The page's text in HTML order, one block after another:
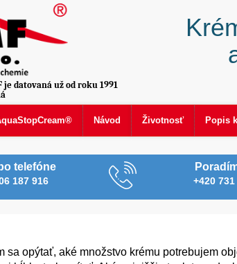
Návod Životnosť Popis
datovaná už od roku 1991
telefóne
187 916 +420
sa opýtať, aké množstvo krému potrebujem